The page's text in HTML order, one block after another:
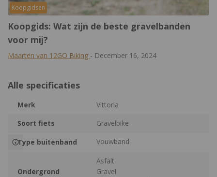
Koopgidsen
Koopgids: Wat zijn de beste gravelbanden
voor mij?
Maarten van 12GO Biking - December 16, 2024
Alle specificaties
Merk
Vittoria
Soort fiets
Gravelbike
Type buitenband Vouwband
Ondergrond
Asfalt
Gravel